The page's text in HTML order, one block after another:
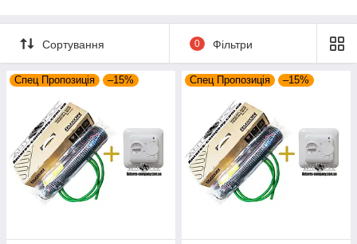
Опис
Двожильний нагрівальний мат, призначений для організації
електричної теплої підлоги, під покриття з керамічної плитки.
Сортування 0 Фільтри
Спец Пропозиція –15% Спец Пропозиція –15%